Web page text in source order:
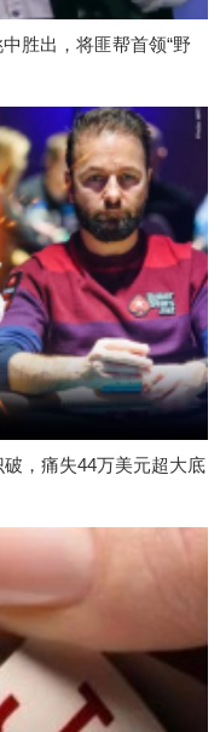
胜出，将匪帮首领“野
破，痛失44万美元超大底